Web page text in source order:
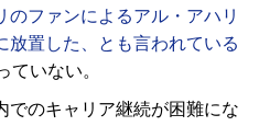
のファンによるアル・アハリ
放置した、とも言われている
ていない。
でのキャリア継続が困難にな